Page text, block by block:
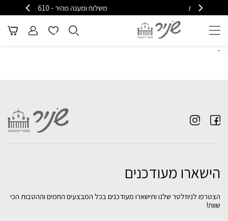
משלוח ומענה מהיר - 08-6715610
-
הישארו מעודכנים
הצטרפו לניוזלטר שלנו ותישארו מעודכנים בכל המבצעים החמים וההטבות הכי
שוות!